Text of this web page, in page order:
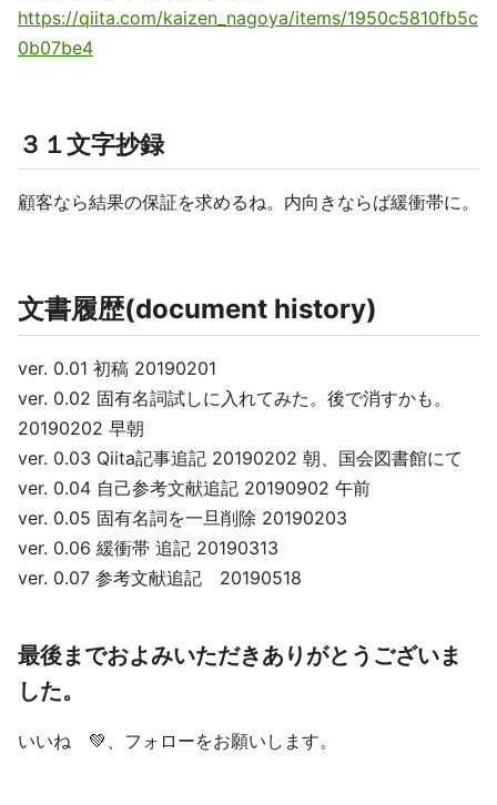
https://qiita.com/kaizen_nagoya/items/1950c5810fb5c
0b07be4
３１文字抄録
顧客なら結果の保証を求めるね。内向きならば緩衝帯に。
文書履歴(document history)
ver. 0.01 初稿 20190201
ver. 0.02 固有名詞試しに入れてみた。後で消すかも。
20190202 早朝
ver. 0.03 Qiita記事追記 20190202 朝、国会図書館にて
ver. 0.04 自己参考文献追記 20190902 午前
ver. 0.05 固有名詞を一旦削除 20190203
ver. 0.06 緩衝帯 追記 20190313
ver. 0.07 参考文献追記 20190518
最後までおよみいただきありがとうございま
した。
いいね 💚、フォローをお願いします。